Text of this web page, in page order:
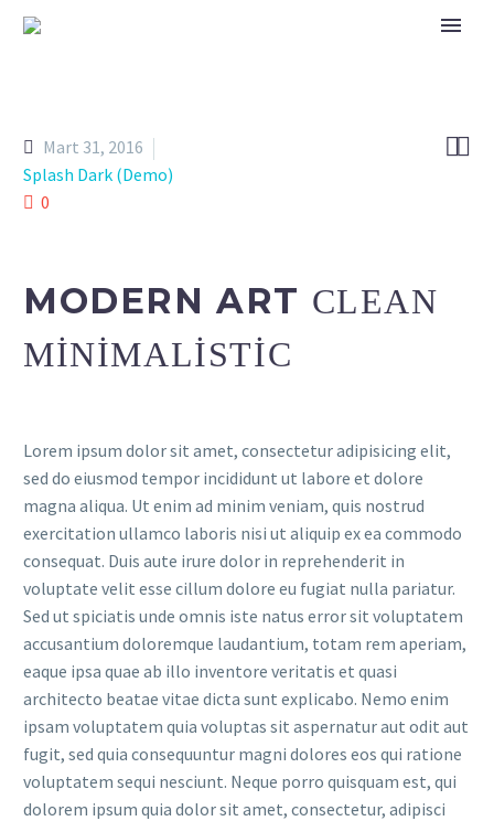

Mart 31, 2016
Splash Dark (Demo)
0
MODERN ART CLEAN
MINIMALISTIC
Lorem ipsum dolor sit amet, consectetur adipisicing elit,
sed do eiusmod tempor incididunt ut labore et dolore
magna aliqua. Ut enim ad minim veniam, quis nostrud
exercitation ullamco laboris nisi ut aliquip ex ea commodo
consequat. Duis aute irure dolor in reprehenderit in
voluptate velit esse cillum dolore eu fugiat nulla pariatur.
Sed ut spiciatis unde omnis iste natus error sit voluptatem
accusantium doloremque laudantium, totam rem aperiam,
eaque ipsa quae ab illo inventore veritatis et quasi
architecto beatae vitae dicta sunt explicabo. Nemo enim
ipsam voluptatem quia voluptas sit aspernatur aut odit aut
fugit, sed quia consequuntur magni dolores eos qui ratione
voluptatem sequi nesciunt. Neque porro quisquam est, qui
dolorem ipsum quia dolor sit amet, consectetur, adipisci